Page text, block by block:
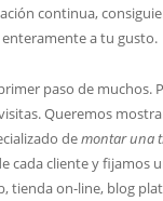
continua,
a tu gusto.
paso de muchos.
Queremos
demontar una
cada cliente y fijamos
tienda on-line, blog